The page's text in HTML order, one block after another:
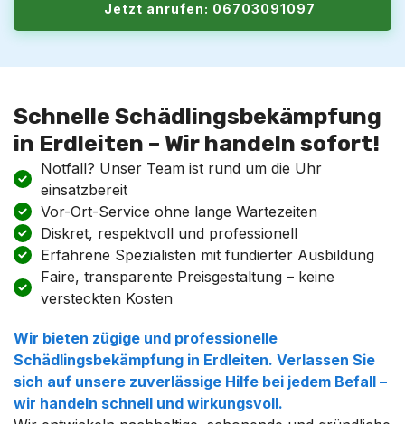
Jetzt anrufen: 06703091097
Schnelle Schädlingsbekämpfung
in Erdleiten – Wir handeln sofort!
Notfall? Unser Team ist rund um die Uhr
einsatzbereit
Vor-Ort-Service ohne lange Wartezeiten
Diskret, respektvoll und professionell
Erfahrene Spezialisten mit fundierter Ausbildung
Faire, transparente Preisgestaltung – keine
versteckten Kosten
Wir bieten zügige und professionelle
Schädlingsbekämpfung in Erdleiten. Verlassen Sie
sich auf unsere zuverlässige Hilfe bei jedem Befall –
wir handeln schnell und wirkungsvoll.